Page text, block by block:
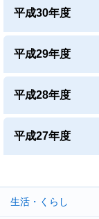
平成30年度
平成29年度
平成28年度
平成27年度
生活・くらし